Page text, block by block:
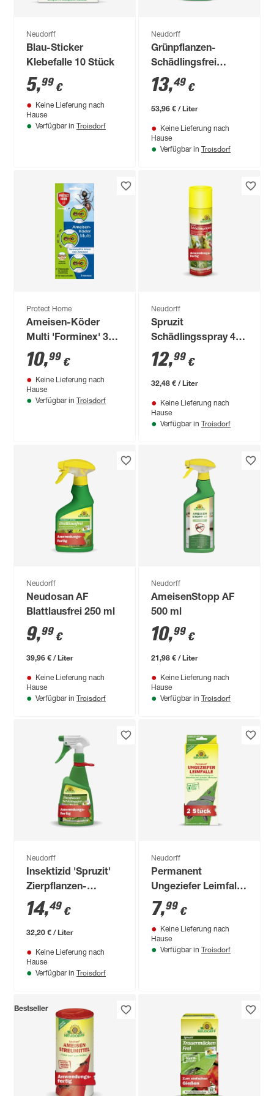
Neudorff
Blau-Sticker
Klebefalle 10 Stück
5,99 €
Keine Lieferung nach
Hause
Verfügbar in Troisdorf
Neudorff
Grünpflanzen-
Schädlingsfrei
'Promanal AF' 250
ml
13,49 €
53,96 € / Liter
Keine Lieferung nach
Hause
Verfügbar in Troisdorf
Protect Home
Ameisen-Köder
Multi 'Forminex' 3er-
Pack
10,99 €
Keine Lieferung nach
Hause
Verfügbar in Troisdorf
Neudorff
Spruzit
Schädlingsspray 400
ml
12,99 €
32,48 € / Liter
Keine Lieferung nach
Hause
Verfügbar in Troisdorf
Neudorff
Neudosan AF
Blattlausfrei 250 ml
9,99 €
39,96 € / Liter
Keine Lieferung nach
Hause
Verfügbar in Troisdorf
Neudorff
AmeisenStopp AF
500 ml
10,99 €
21,98 € / Liter
Keine Lieferung nach
Hause
Verfügbar in Troisdorf
Neudorff
Insektizid 'Spruzit'
Zierpflanzen-
Schädlingsfrei 450
ml
14,49 €
32,20 € / Liter
Keine Lieferung nach
Hause
Verfügbar in Troisdorf
Neudorff
Permanent
Ungeziefer Leimfalle
2 Stück
7,99 €
Keine Lieferung nach
Hause
Verfügbar in Troisdorf
Bestseller